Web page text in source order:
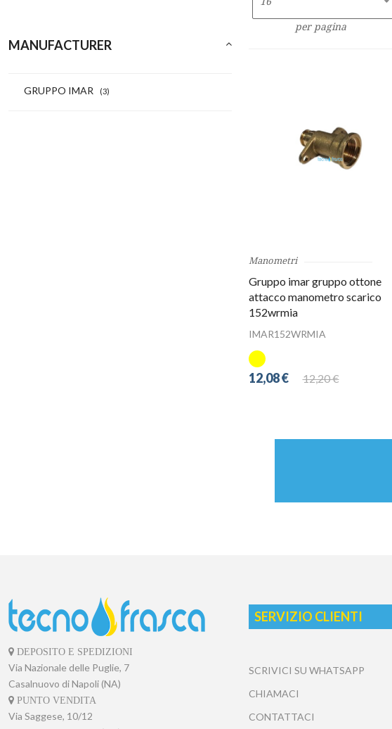
MANUFACTURER
GRUPPO IMAR (3)
per pagina
Manometri
Gruppo imar gruppo ottone
attacco manometro scarico
152wrmia
IMAR152WRMIA
12,20 €
12,08 €
DEPOSITO E SPEDIZIONI
Via Nazionale delle Puglie, 7
Casalnuovo di Napoli (NA)
PUNTO VENDITA
Via Saggese, 10/12
SERVIZIO CLIENTI
SCRIVICI SU WHATSAPP
CHIAMACI
CONTATTACI